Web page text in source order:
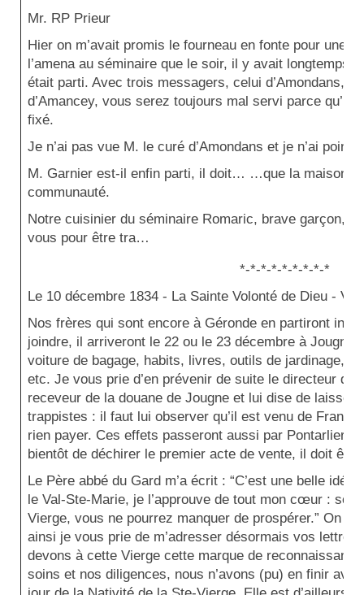
Mr. RP Prieur
Hier on m’avait promis le fourneau en fonte pour une
l’amena au séminaire que le soir, il y avait longtemps
était parti. Avec trois messagers, celui d’Amondans,
d’Amancey, vous serez toujours mal servi parce qu’ils
fixé.
Je n’ai pas vue M. le curé d’Amondans et je n’ai point
M. Garnier est-il enfin parti, il doit… …que la maison
communauté.
Notre cuisinier du séminaire Romaric, brave garçon,
vous pour être tra…
*-*-*-*-*-*-*-*-*
Le 10 décembre 1834 - La Sainte Volonté de Dieu -
Nos frères qui sont encore à Géronde en partiront
joindre, il arriveront le 22 ou le 23 décembre à Jougne
voiture de bagage, habits, livres, outils de jardinage,
etc. Je vous prie d’en prévenir de suite le directeur de
receveur de la douane de Jougne et lui dise de laisser
trappistes : il faut lui observer qu’il est venu de France
rien payer. Ces effets passeront aussi par
bientôt de déchirer le premier acte de vente, il doit
Le Père abbé du Gard m’a écrit : “C’est une belle idée
le Val-Ste-Marie, je l’approuve de tout mon cœur :
Vierge, vous ne pourrez manquer de prospérer.” On
ainsi je vous prie de m’adresser désormais vos lettres
devons à cette Vierge cette marque de
soins et nos diligences, nous n’avons (pu) en finir